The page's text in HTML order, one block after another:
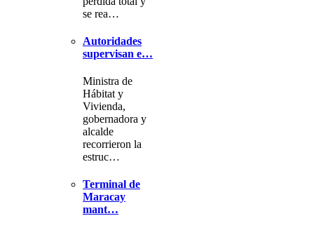
se rea…
Autoridades
supervisan e…
Ministra de
Hábitat y
Vivienda,
gobernadora y
alcalde
recorrieron la
estruc…
Terminal de
Maracay
mant…